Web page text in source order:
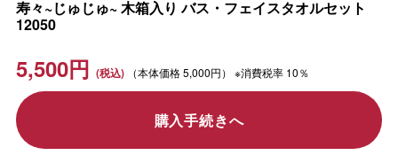
寿々~じゅじゅ~ 木箱入り バス・フェイスタオルセット
12050
5,500円 （本体価格5,000円） ※消費税率 10％
購入手続きへ